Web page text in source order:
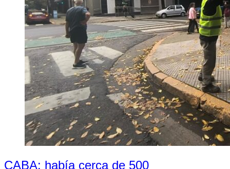
CABA: había cerca de 500